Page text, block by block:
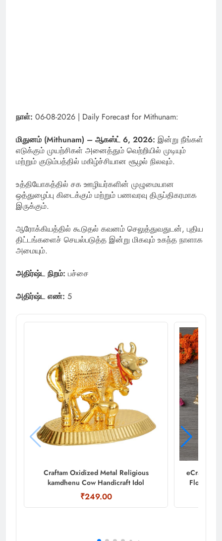
நாள்: 06-08-2026 | Daily Forecast for Mithunam:
மிதுனம் (Mithunam) – ஆகஸ்ட் 6, 2026: இன்று நீங்கள்
எடுக்கும் முயற்சிகள் அனைத்தும் வெற்றியில் முடியும்
மற்றும் குடும்பத்தில் மகிழ்ச்சியான சூழல் நிலவும்.
உத்தியோகத்தில் சக ஊழியர்களின் முழுமையான
ஒத்துழைப்பு கிடைக்கும் மற்றும் பணவரவு திருப்திகரமாக
இருக்கும்.
ஆரோக்கியத்தில் கூடுதல் கவனம் செலுத்துவதுடன், புதிய
திட்டங்களைச் செயல்படுத்த இன்று மிகவும் உகந்த நாளாக
அமையும்.
அதிர்ஷ்ட நிறம்: பச்சை
அதிர்ஷ்ட எண்: 5
Craftam Oxidized Metal Religious
kamdhenu Cow Handicraft Idol
₹249.00
Flower